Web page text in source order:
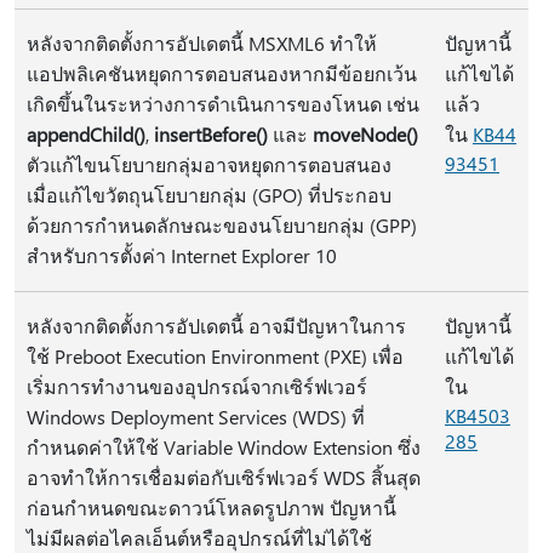
หลังจากติดตั้งการอัปเดตนี้ MSXML6 ทำให้
แอปพลิเคชันหยุดการตอบสนองหากมีข้อยกเว้น
เกิดขึ้นในระหว่างการดำเนินการของโหนด เช่น
appendChild(), insertBefore() และ moveNode()
ตัวแก้ไขนโยบายกลุ่มอาจหยุดการตอบสนอง
เมื่อแก้ไขวัตถุนโยบายกลุ่ม (GPO) ที่ประกอบ
ด้วยการกำหนดลักษณะของนโยบายกลุ่ม (GPP)
สำหรับการตั้งค่า Internet Explorer 10
ปัญหานี้
แก้ไขได้
แล้ว
ใน KB44
93451
หลังจากติดตั้งการอัปเดตนี้ อาจมีปัญหาในการ
ใช้ Preboot Execution Environment (PXE) เพื่อ
เริ่มการทำงานของอุปกรณ์จากเซิร์ฟเวอร์
Windows Deployment Services (WDS) ที่
กำหนดค่าให้ใช้ Variable Window Extension ซึ่ง
อาจทำให้การเชื่อมต่อกับเซิร์ฟเวอร์ WDS สิ้นสุด
ก่อนกำหนดขณะดาวน์โหลดรูปภาพ ปัญหานี้
ไม่มีผลต่อไคลเอ็นต์หรืออุปกรณ์ที่ไม่ได้ใช้
ปัญหานี้
แก้ไขได้
ใน
KB4503
285